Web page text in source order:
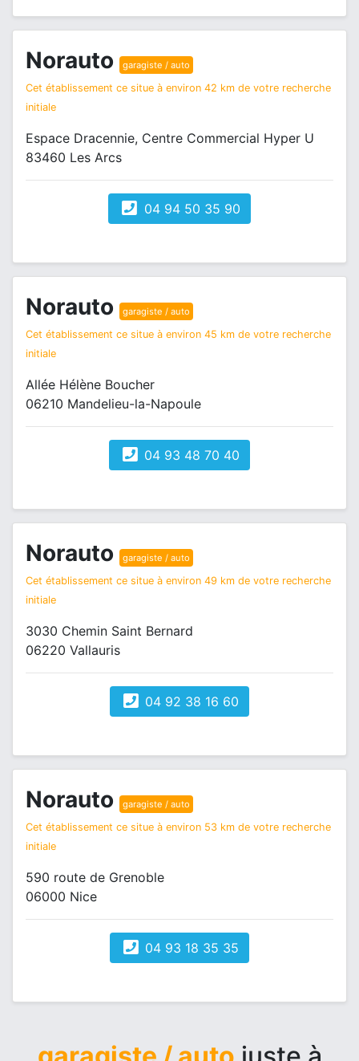
Norauto garagiste / auto
Cet établissement ce situe à environ 42 km de votre recherche
initiale
Espace Dracennie, Centre Commercial Hyper U
83460 Les Arcs
04 94 50 35 90
Norauto garagiste / auto
Cet établissement ce situe à environ 45 km de votre recherche
initiale
Allée Hélène Boucher
06210 Mandelieu-la-Napoule
04 93 48 70 40
Norauto garagiste / auto
Cet établissement ce situe à environ 49 km de votre recherche
initiale
3030 Chemin Saint Bernard
06220 Vallauris
04 92 38 16 60
Norauto garagiste / auto
Cet établissement ce situe à environ 53 km de votre recherche
initiale
590 route de Grenoble
06000 Nice
04 93 18 35 35